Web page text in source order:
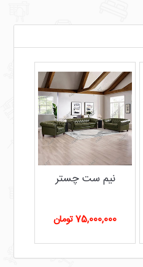
نیم ست چستر
75,000,000 تومان